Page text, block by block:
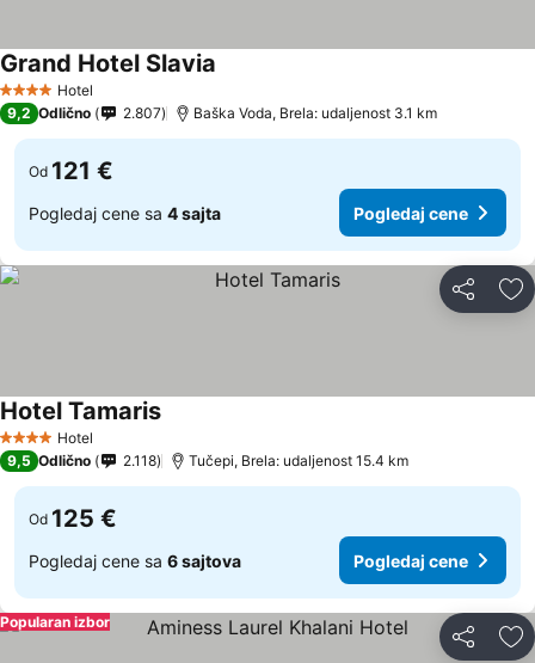
4 ZvezdiceHotel
Grand Hotel Slavia
9,2 Odlično 2.807 Baška Voda, Brela: udaljenost 3.1 km
Od 121 €
Pogledaj cene sa 4 sajta Pogledaj cene
Deli
4 ZvezdiceHotel
Hotel TamarisPogledaj cene
9,5 Odlično 2.118 Tučepi, Brela: udaljenost 15.4 km
Od 125 €
Pogledaj cene sa 6 sajtova Pogledaj cene
Deli
Popularan izbor